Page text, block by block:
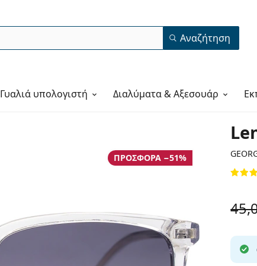
Αναζήτηση
Γυαλιά υπολογιστή Διαλύματα & Αξεσουάρ
ΠΡΟΣΦΟΡΆ −51%